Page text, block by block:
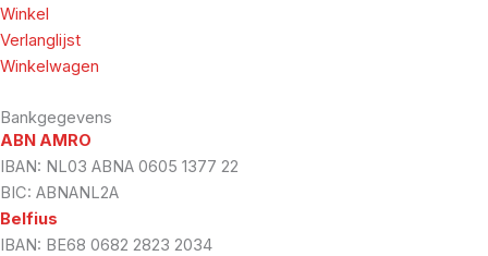
Winkel
Verlanglijst
Winkelwagen
Bankgegevens
ABN AMRO
IBAN: NL03 ABNA 0605 1377 22
BIC: ABNANL2A
Belfius
IBAN: BE68 0682 2823 2034